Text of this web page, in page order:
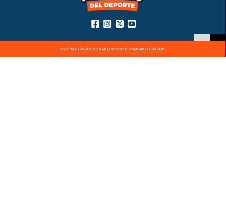
SITIO WEB CREADO CON MSBUILDER DE ®CMS-MSPRESS.COM